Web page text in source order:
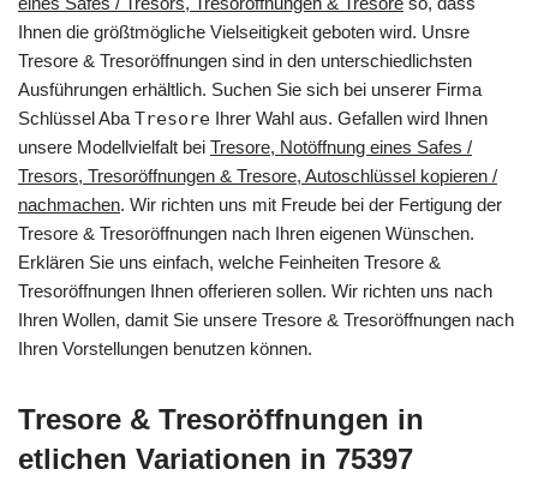
Ihnen die größtmögliche Vielseitigkeit geboten wird. Unsre
Tresore & Tresoröffnungen sind in den unterschiedlichsten
Ausführungen erhältlich. Suchen Sie sich bei unserer Firma
Schlüssel Aba Tresore Ihrer Wahl aus. Gefallen wird Ihnen
unsere Modellvielfalt bei Tresore, Notöffnung eines Safes /
Tresors, Tresoröffnungen & Tresore, Autoschlüssel kopieren /
nachmachen. Wir richten uns mit Freude bei der Fertigung der
Tresore & Tresoröffnungen nach Ihren eigenen Wünschen.
Erklären Sie uns einfach, welche Feinheiten Tresore &
Tresoröffnungen Ihnen offerieren sollen. Wir richten uns nach
Ihren Wollen, damit Sie unsere Tresore & Tresoröffnungen nach
Ihren Vorstellungen benutzen können.
Tresore & Tresoröffnungen in
etlichen Variationen in 75397